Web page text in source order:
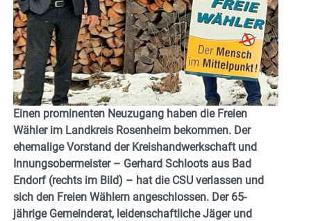
Einen prominenten Neuzugang haben die Freien
Wähler im Landkreis Rosenheim bekommen. Der
ehemalige Vorstand der Kreishandwerkschaft und
Innungsobermeister – Gerhard Schloots aus Bad
Endorf (rechts im Bild) – hat die CSU verlassen und
sich den Freien Wählern angeschlossen. Der 65-
jährige Gemeinderat, leidenschaftliche Jäger und